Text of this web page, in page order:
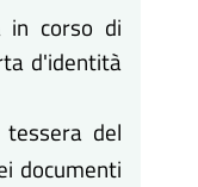
in corso di
d'identità
del
documenti